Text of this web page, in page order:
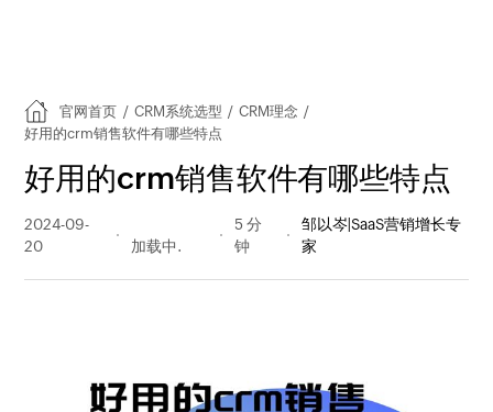
官网首页 / CRM系统选型 / CRM理念 /
好用的crm销售软件有哪些特点
好用的crm销售软件有哪些特点
2024-09-
20
量
5 分
钟
邹以岑|SaaS营销增长专
家